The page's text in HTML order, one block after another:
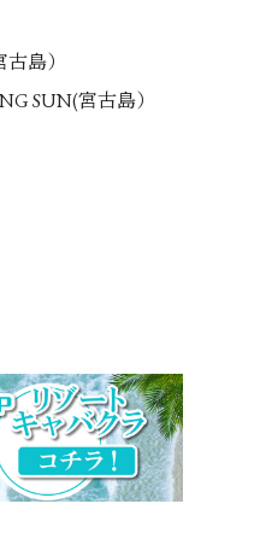
島）
SUN(宮古島）